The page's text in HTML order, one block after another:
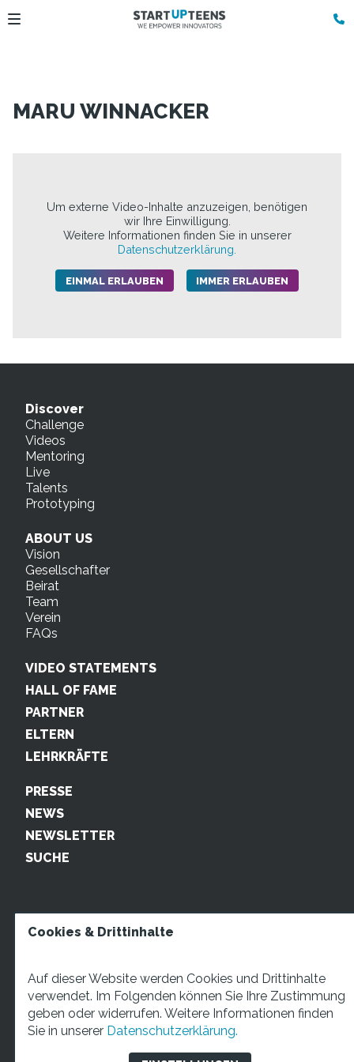
MARU WINNACKER
Um externe Video-Inhalte anzuzeigen, benötigen
wir Ihre Einwilligung.
Weitere Informationen finden Sie in unserer
Datenschutzerklärung.
EINMAL ERLAUBEN IMMER ERLAUBEN
Discover
Challenge
Videos
Mentoring
Live
Talents
Prototyping
ABOUT US
Vision
Gesellschafter
Beirat
Team
Verein
FAQs
VIDEO STATEMENTS
HALL OF FAME
PARTNER
ELTERN
LEHRKRÄFTE
PRESSE
NEWS
NEWSLETTER
SUCHE
STARTUP TEENS Münsterstraße 5, 59065 Hamm. Fon:
+49 2381 4870207 Mail:info@startupteens.de
Cookies & Drittinhalte
Auf dieser Website werden Cookies und Drittinhalte
verwendet. Im Folgenden können Sie Ihre Zustimmung
geben oder widerrufen. Weitere Informationen finden
Sie in unserer Datenschutzerklärung.